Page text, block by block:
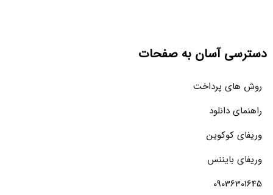
دسترسی آسان به صفحات
روش های پرداخت
راهنمای دانلود
وریفای کوکوین
وریفای بایننس
09036301645